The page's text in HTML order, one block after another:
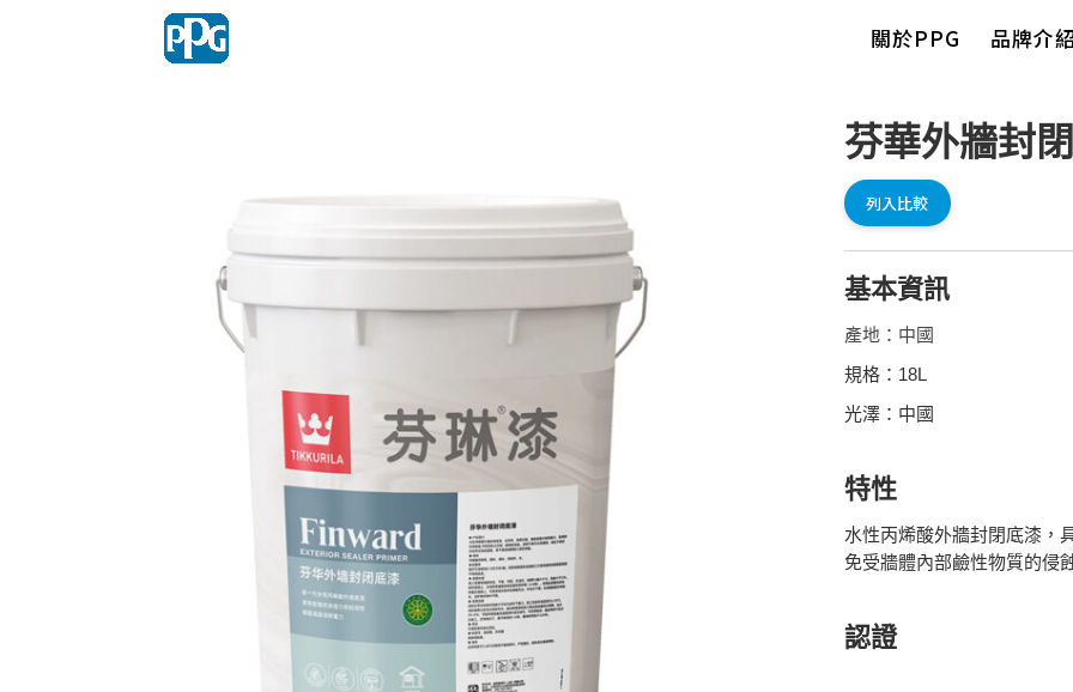
關於PPG 品牌介
芬華外牆封
列入比較
基本資訊
產地：中國
規格：18L
光澤：中國
特性
水性丙烯酸外牆封閉底漆，
免受牆體內部鹼性物質的侵
認證